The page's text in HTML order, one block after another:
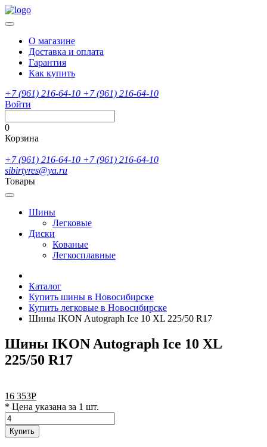
О магазине
Доставка и оплата
Гарантия
Как купить
+7 (961) 216-64-10 +7 (961) 216-64-10
Войти
0
Корзина
+7 (961) 216-64-10 +7 (961) 216-64-10
sibirtyres@ya.ru
Товары
Шины
Легковые
Диски
Кованые
Легкосплавные
Каталог
Купить шины в Новосибирске
Купить легковые в Новосибирске
Шины IKON Autograph Ice 10 XL 225/50 R17
Шины IKON Autograph Ice 10 XL
225/50 R17
16 353Р
* Цена указана за 1 шт.
Купить